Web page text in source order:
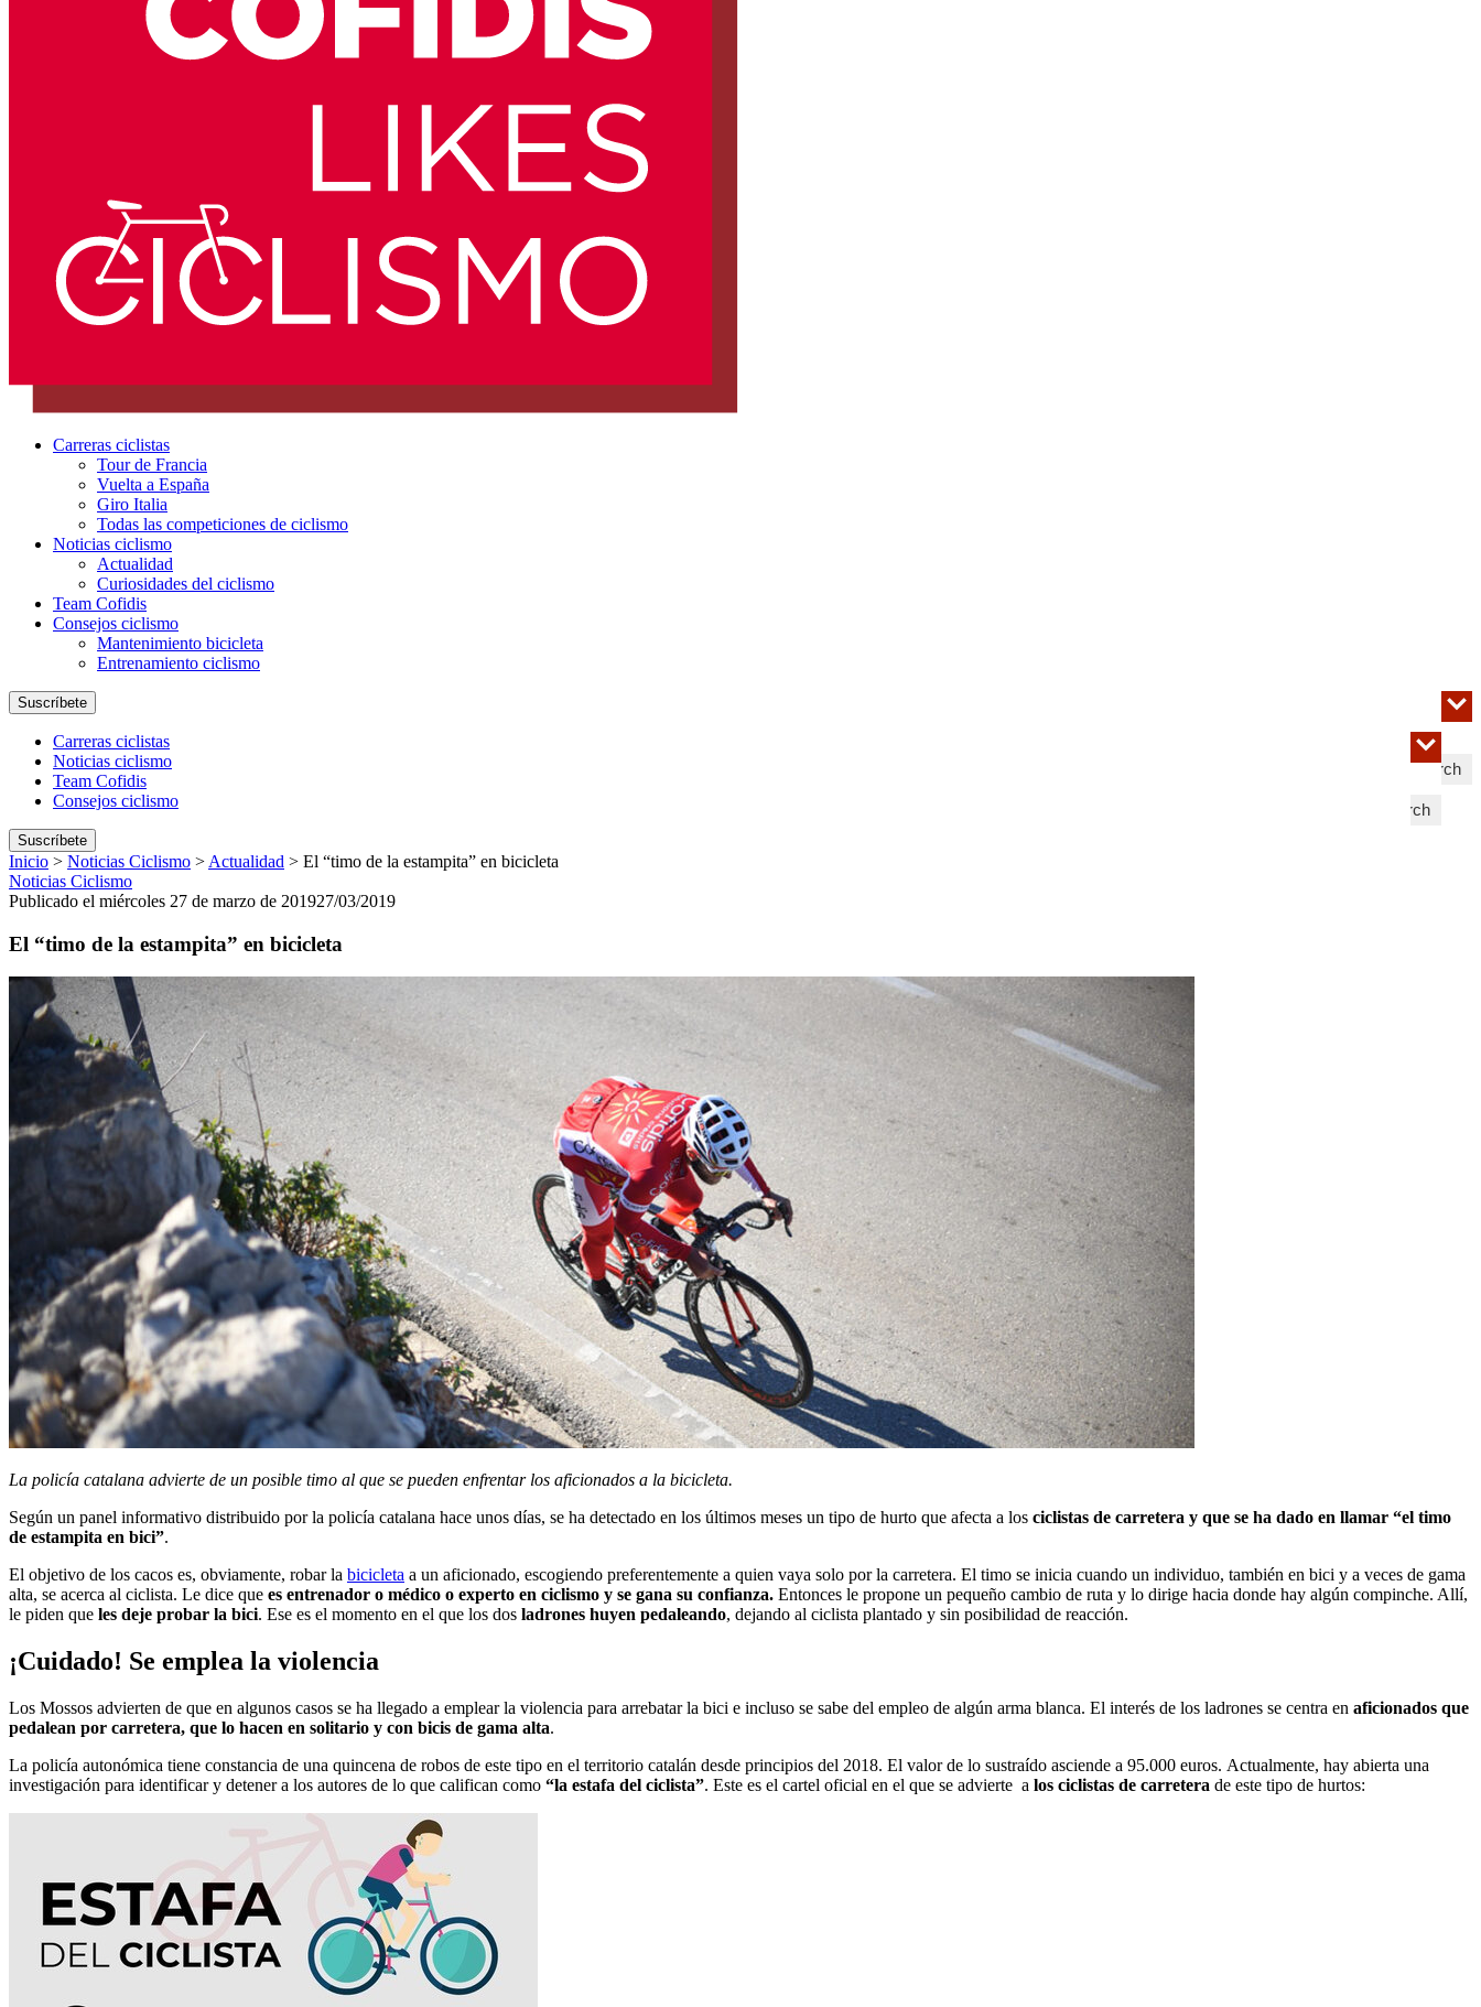
Carreras ciclistas
Tour de Francia
Vuelta a España
Giro Italia
Todas las competiciones de ciclismo
Noticias ciclismo
Actualidad
Curiosidades del ciclismo
Team Cofidis
Consejos ciclismo
Mantenimiento bicicleta
Entrenamiento ciclismo
Search
Suscríbete
Search
Carreras ciclistas
Noticias ciclismo
Team Cofidis
Consejos ciclismo
Suscríbete
Inicio > Noticias Ciclismo > Actualidad > El “timo de la estampita” en bicicleta
Noticias Ciclismo
Publicado el miércoles 27 de marzo de 201927/03/2019
El “timo de la estampita” en bicicleta
La policía catalana advierte de un posible timo al que se pueden enfrentar los aficionados a la bicicleta.
Según un panel informativo distribuido por la policía catalana hace unos días, se ha detectado en los últimos meses un tipo de hurto que afecta a los ciclistas de carretera y que se ha dado en llamar “el timo
de estampita en bici”.
El objetivo de los cacos es, obviamente, robar la bicicleta a un aficionado, escogiendo preferentemente a quien vaya solo por la carretera. El timo se inicia cuando un individuo, también en bici y a veces de gama
alta, se acerca al ciclista. Le dice que es entrenador o médico o experto en ciclismo y se gana su confianza. Entonces le propone un pequeño cambio de ruta y lo dirige hacia donde hay algún compinche. Allí,
le piden que les deje probar la bici. Ese es el momento en el que los dos ladrones huyen pedaleando, dejando al ciclista plantado y sin posibilidad de reacción.
¡Cuidado! Se emplea la violencia
Los Mossos advierten de que en algunos casos se ha llegado a emplear la violencia para arrebatar la bici e incluso se sabe del empleo de algún arma blanca. El interés de los ladrones se centra en aficionados que
pedalean por carretera, que lo hacen en solitario y con bicis de gama alta.
La policía autonómica tiene constancia de una quincena de robos de este tipo en el territorio catalán desde principios del 2018. El valor de lo sustraído asciende a 95.000 euros. Actualmente, hay abierta una
investigación para identificar y detener a los autores de lo que califican como “la estafa del ciclista”. Este es el cartel oficial en el que se advierte a los ciclistas de carretera de este tipo de hurtos: